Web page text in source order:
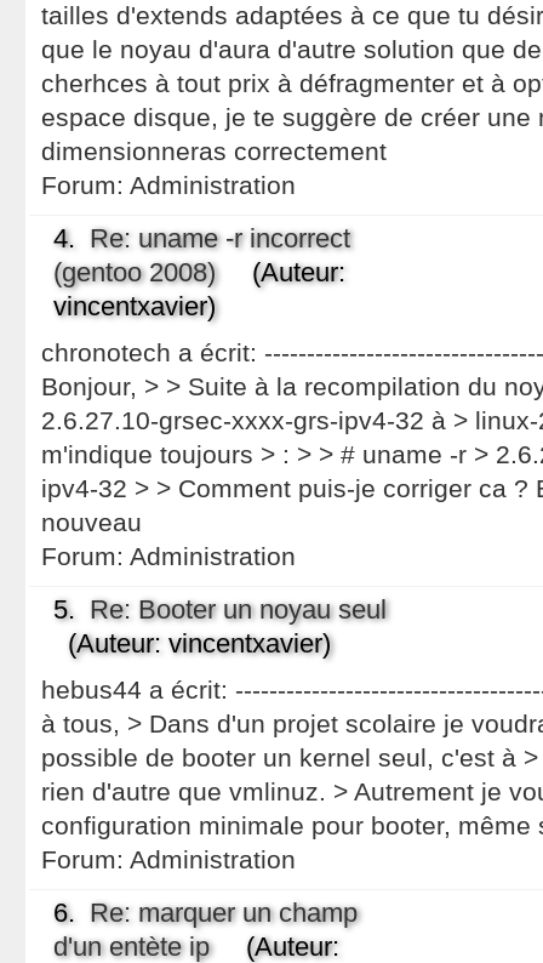
tailles d'extends adaptées à ce que tu
que le noyau d'aura d'autre solution que
cherhces à tout prix à défragmenter et à
espace disque, je te suggère de créer une
dimensionneras correctement
Forum: Administration
4. Re: uname -r incorrect
(gentoo 2008)(Auteur:
vincentxavier)
chronotech a écrit:
Bonjour, > > Suite à la recompilation du
2.6.27.10-grsec-xxxx-grs-ipv4-32 à >
m'indique toujours > : > > # uname -r >
ipv4-32 > > Comment puis-je corriger ca ?
nouveau
Forum: Administration
5. Re: Booter un noyau seul
(Auteur: vincentxavier)
hebus44 a écrit:
à tous, > Dans d'un projet scolaire je
possible de booter un kernel seul, c'est à
rien d'autre que vmlinuz. > Autrement je
configuration minimale pour booter, même
Forum: Administration
6. Re: marquer un champ
d'un entète ip(Auteur: